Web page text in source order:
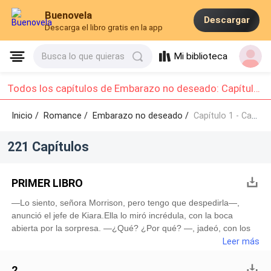
Buenovela
Descarga el libro gratis en la app
Descargar
Busca lo que quieras Mi biblioteca
Todos los capítulos de Embarazo no deseado: Capítulo 1 - Capítulo 10
Inicio / Romance/Embarazo no deseado / Capítulo 1 - Capítulo 10
221 Capítulos
PRIMER LIBRO
—Lo siento, señora Morrison, pero tengo que despedirla—,
anunció el jefe de Kiara.Ella lo miró incrédula, con la boca
abierta por la sorpresa. —¿Qué? ¿Por qué? —, jadeó, con los
ojos muy abiertos mientras buscaba respuestas en el hombre
hombre corpulento, metiendo la mano bajo el escritorio y
Leer más